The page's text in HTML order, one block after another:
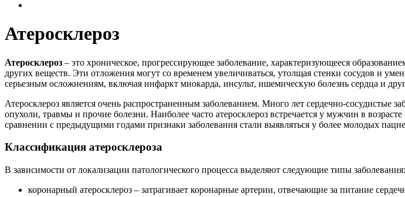
Атеросклероз
Атеросклероз – это хроническое, прогрессирующее заболевание, характеризующееся
других веществ. Эти отложения могут со временем увеличиваться, утолщая стенки сосудов и
серьезным осложнениям, включая инфаркт миокарда, инсульт, ишемическую болезнь сердца и
Атеросклероз является очень распространенным заболеванием. Много лет сердечно-сосудистые
опухоли, травмы и прочие болезни. Наиболее часто атеросклероз встречается у мужчин в
сравнении с предыдущими годами признаки заболевания стали выявляться у более молодых
Классификация атеросклероза
В зависимости от локализации патологического процесса выделяют следующие типы заболевания:
коронарный атеросклероз – затрагивает коронарные артерии, отвечающие за питание